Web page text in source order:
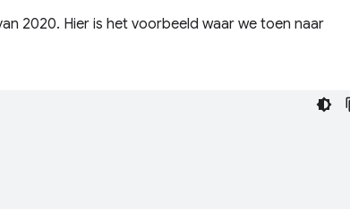
2020. Hier is het voorbeeld waar we toen naar